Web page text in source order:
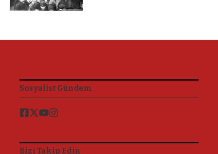
Sosyalist Gündem
Bizi Takip Edin